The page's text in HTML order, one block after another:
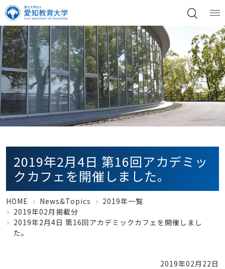
2019年2月4日 第16回アカデミッ
クカフェを開催しました。
HOME News&Topics
2019年一覧
2019年02月掲載分
2019年2月4日 第16回アカデミックカフェを開催しまし
た。
2019年02月22日